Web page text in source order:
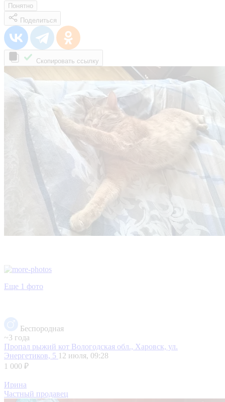
Понятно
Поделиться
Скопировать ссылку
Еще 1 фото
Беспородная
~3 года
Пропал рыжий кот Вологодская обл., Харовск, ул.
Энергетиков, 5 12 июля, 09:28
1 000 ₽
Ирина
Частный продавец